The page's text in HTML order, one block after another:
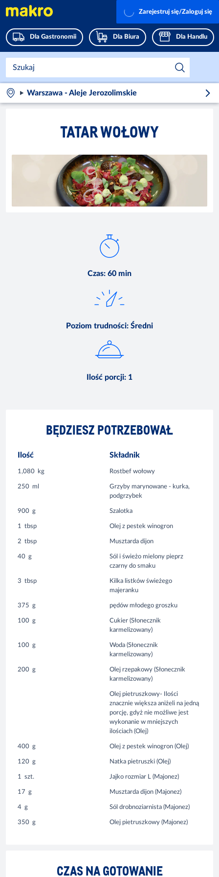
Dla Gastronomii Dla Biura Dla Handlu
Zarejestruj się/Zaloguj się
Warszawa - Aleje Jerozolimskie
TATAR WOŁOWY
Czas: 60 min
Poziom trudności: Średni
Ilość porcji: 1
BĘDZIESZ POTRZEBOWAŁ
Ilość Składnik
1,080 kg Rostbef wołowy
250 ml
Grzyby marynowane - kurka,
podgrzybek
900 g Szalotka
1 tbsp Olej z pestek winogron
2 tbsp Musztarda dijon
40 g
Sól i świeżo mielony pieprz
czarny do smaku
3 tbsp
Kilka listków świeżego
majeranku
375 g pędów młodego groszku
100 g
Cukier (Słonecznik
karmelizowany)
100 g
Woda (Słonecznik
karmelizowany)
200 g
Olej rzepakowy (Słonecznik
karmelizowany)
Olej pietruszkowy- Ilości
znacznie większa aniżeli na jedną
porcję, gdyż nie możliwe jest
wykonanie w mniejszych
ilościach (Olej)
400 g Olej z pestek winogron (Olej)
120 g Natka pietruszki (Olej)
1 szt. Jajko rozmiar L (Majonez)
17 g Musztarda dijon (Majonez)
4 g Sól drobnoziarnista (Majonez)
350 g Olej pietruszkowy (Majonez)
CZAS NA GOTOWANIE